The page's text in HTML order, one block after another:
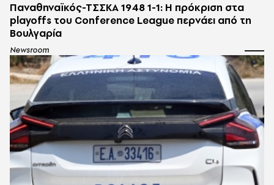
Παναθηναϊκός-ΤΣΣΚΑ 1948 1-1: Η πρόκριση στα
playoffs του Conference League περνάει από τη
Βουλγαρία
Newsroom